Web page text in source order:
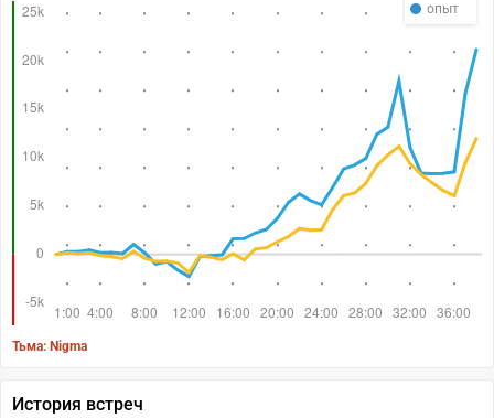
опыт
Тьма: Nigma
История встреч